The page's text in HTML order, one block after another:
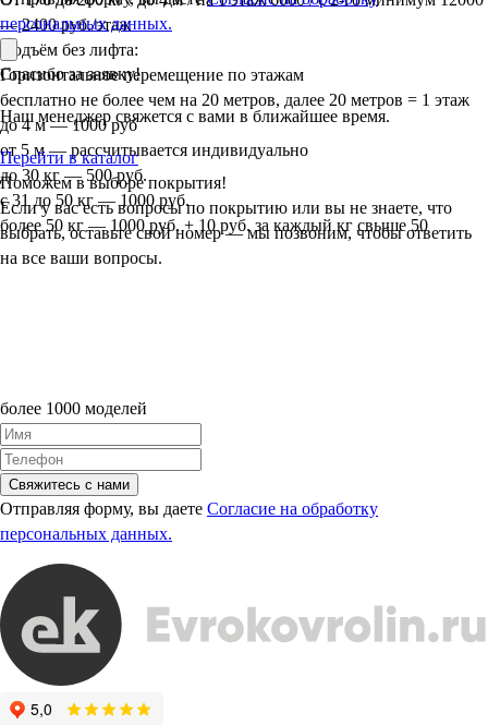
— 2400 руб./этаж
Подъём без лифта:
Горизонтальное перемещение по этажам
бесплатно не более чем на 20 метров, далее 20 метров = 1 этаж
до 4 м — 1000 руб
от 5 м — рассчитывается индивидуально
до 30 кг — 500 руб.
с 31 до 50 кг — 1000 руб.
более 50 кг — 1000 руб. + 10 руб. за каждый кг свыше 50
персональных данных.
Спасибо за заявку!
Наш менеджер свяжется с вами в ближайшее время.
Перейти в каталог
Поможем в выборе покрытия!
Если у вас есть вопросы по покрытию или вы не знаете, что
выбрать, оставьте свой номер — мы позвоним, чтобы ответить
на все ваши вопросы.
более 1000 моделей
Свяжитесь с нами
Отправляя форму, вы даете Согласие на обработку
персональных данных.